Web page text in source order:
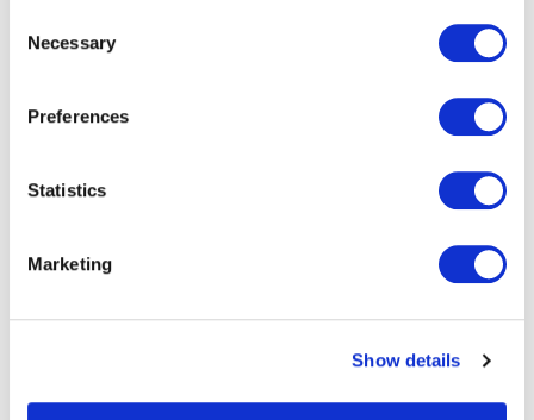
Selection
Necessary
Preferences
Statistics
Marketing
Show details
« Nous sommes très fiers d’avoir gagné ce
l’ensemble des équipes des criées de